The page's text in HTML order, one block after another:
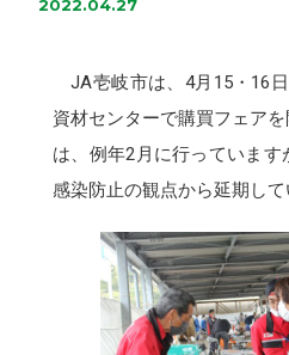
2022.04.27
JA壱岐市は、4月15・16
資材センターで購買フェア
は、例年2月に行っていま
感染防止の観点から延期して